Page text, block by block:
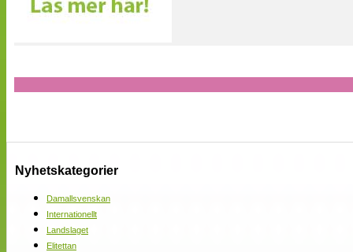
Nyhetskategorier
Damallsvenskan
Internationellt
Landslaget
Elitettan